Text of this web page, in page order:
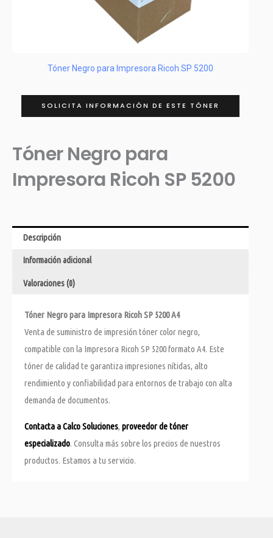
Tóner Negro para Impresora Ricoh SP 5200
SOLICITA INFORMACIÓN DE ESTE TÓNER
Tóner Negro para
Impresora Ricoh SP 5200
Descripción
Información adicional
Valoraciones (0)
Tóner Negro para Impresora Ricoh SP 5200 A4
Venta de suministro de impresión tóner color negro,
compatible con la Impresora Ricoh SP 5200 formato A4. Este
tóner de calidad te garantiza impresiones nítidas, alto
rendimiento y confiabilidad para entornos de trabajo con alta
demanda de documentos.
Contacta a Calco Soluciones, proveedor de tóner
especializado. Consulta más sobre los precios de nuestros
productos. Estamos a tu servicio.